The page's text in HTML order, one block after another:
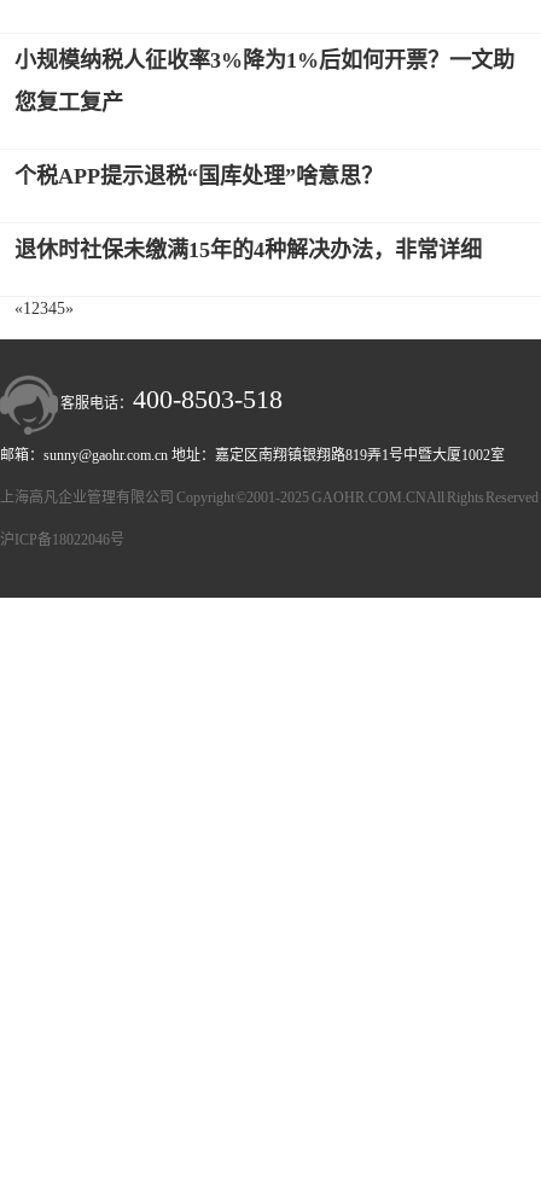
小规模纳税人征收率3%降为1%后如何开票？一文助
您复工复产
个税APP提示退税“国库处理”啥意思？
退休时社保未缴满15年的4种解决办法，非常详细
«12345»
客服电话： 400-8503-518
邮箱：sunny@gaohr.com.cn 地址：嘉定区南翔镇银翔路819弄1号中暨大厦1002室
上海高凡企业管理有限公司 Copyright ©2001-2025 GAOHR.COM.CN All Rights Reserved
沪ICP备18022046号